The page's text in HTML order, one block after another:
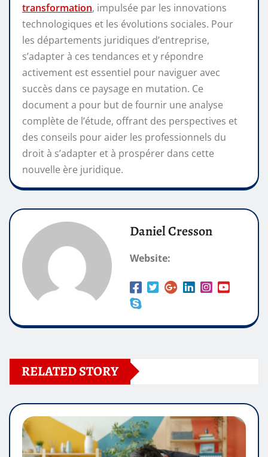
transformation, impulsée par les innovations
technologiques et les évolutions sociales. Pour
les départements juridiques d’entreprise,
s’adapter à ces tendances et y répondre
activement est essentiel pour naviguer avec
succès dans ce paysage en mutation. Ce
document a pour but de fournir une analyse
complète de l’étude, offrant des perspectives et
des conseils pour aider les professionnels du
droit à s’adapter et à prospérer dans cette
nouvelle ère juridique.
Daniel Cresson
Website:
RELATED STORY